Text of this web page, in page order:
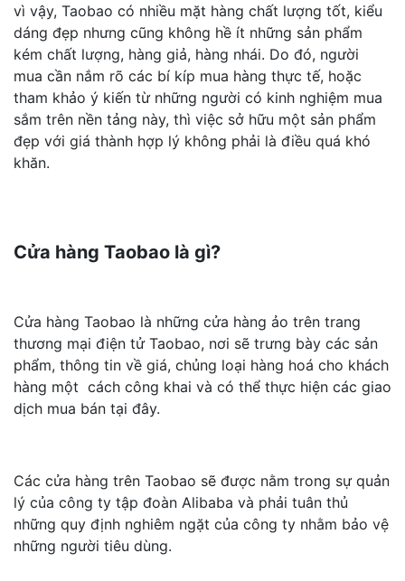
vì vậy, Taobao có nhiều mặt hàng chất lượng tốt, kiểu
dáng đẹp nhưng cũng không hề ít những sản phẩm
kém chất lượng, hàng giả, hàng nhái. Do đó, người
mua cần nắm rõ các bí kíp mua hàng thực tế, hoặc
tham khảo ý kiến từ những người có kinh nghiệm mua
sắm trên nền tảng này, thì việc sở hữu một sản phẩm
đẹp với giá thành hợp lý không phải là điều quá khó
khăn.
Cửa hàng Taobao là gì?
Cửa hàng Taobao là những cửa hàng ảo trên trang
thương mại điện tử Taobao, nơi sẽ trưng bày các sản
phẩm, thông tin về giá, chủng loại hàng hoá cho khách
hàng một cách công khai và có thể thực hiện các giao
dịch mua bán tại đây.
Các cửa hàng trên Taobao sẽ được nằm trong sự quản
lý của công ty tập đoàn Alibaba và phải tuân thủ
những quy định nghiêm ngặt của công ty nhằm bảo vệ
những người tiêu dùng.